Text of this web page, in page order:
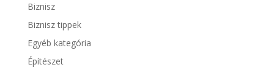
Biznisz
Biznisz tippek
Egyéb kategória
Építészet